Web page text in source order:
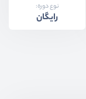
نوع دوره:
رایگان